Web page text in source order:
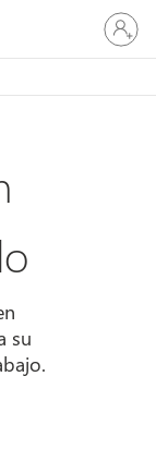
Iniciar
sesión
en
cuenta
su